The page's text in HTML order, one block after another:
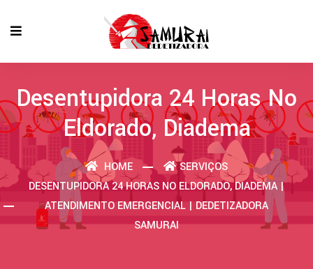
Desentupidora 24 Horas No
Eldorado, Diadema
HOME
SERVIÇOS
DESENTUPIDORA 24 HORAS NO ELDORADO, DIADEMA |
ATENDIMENTO EMERGENCIAL | DEDETIZADORA
SAMURAI